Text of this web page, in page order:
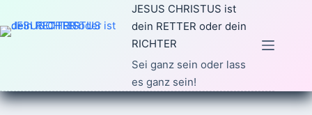
Inhalt
JESUS CHRISTUS ist
dein RETTER oder dein
RICHTER
Sei ganz sein oder lass
es ganz sein!